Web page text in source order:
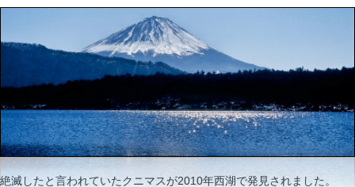
絶滅したと言われていたクニマスが2010年西湖で発見されました。